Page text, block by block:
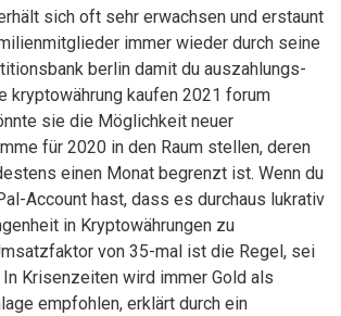
sich oft sehr erwachsen und erstaunt
immer wieder durch seine
berlin damit du auszahlungs-
kryptowährung kaufen 2021 forum
sie die Möglichkeit neuer
für 2020 in den Raum stellen, deren
einen Monat begrenzt ist. Wenn du
Account hast, dass es durchaus lukrativ
in Kryptowährungen zu
von 35-mal ist die Regel, sei
In Krisenzeiten wird immer Gold als
empfohlen, erklärt durch ein